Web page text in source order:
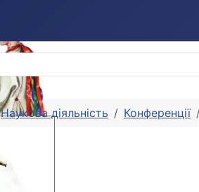
Наукова діяльність Конференції